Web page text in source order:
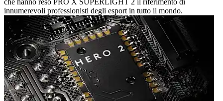
innumerevoli professionisti degli esport in tutto il mondo.